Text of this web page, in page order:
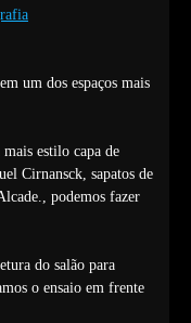
um dos espaços mais
estilo capa de
Cirnansck, sapatos de
podemos fazer
do salão para
o ensaio em frente